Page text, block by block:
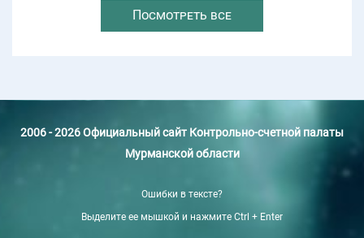
Посмотреть все
2006 - 2026 Официальный сайт Контрольно-счетной палаты
Мурманской области
Ошибки в тексте?
Выделите ее мышкой и нажмите Ctrl + Enter